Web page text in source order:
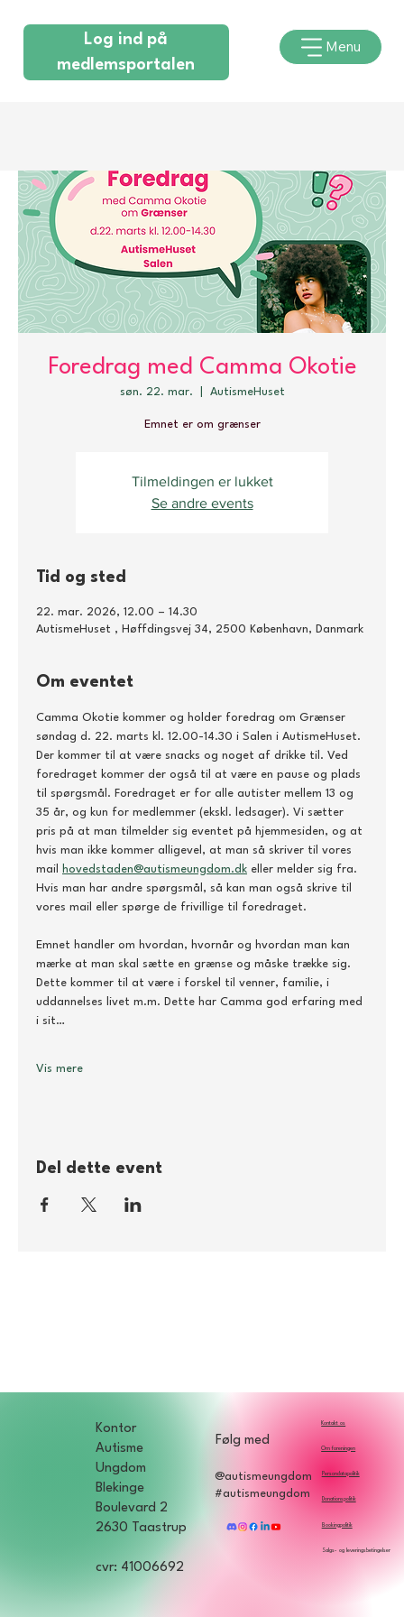
Log ind på
medlemsportalen
Menu
Foredrag med Camma Okotie
søn. 22. mar. AutismeHuset
Emnet er om grænser
Tilmeldingen er lukket
Se andre events
Tid og sted
22. mar. 2026, 12.00 – 14.30
AutismeHuset , Høffdingsvej 34, 2500 København, Danmark
Om eventet
Camma Okotie kommer og holder foredrag om Grænser
søndag d. 22. marts kl. 12.00-14.30 i Salen i AutismeHuset.
Der kommer til at være snacks og noget af drikke til. Ved
foredraget kommer der også til at være en pause og plads
til spørgsmål. Foredraget er for alle autister mellem 13 og
35 år, og kun for medlemmer (ekskl. ledsager). Vi sætter
pris på at man tilmelder sig eventet på hjemmesiden, og at
hvis man ikke kommer alligevel, at man så skriver til vores
mail
hovedstaden@autismeungdom.dk eller melder sig fra.
Hvis man har andre spørgsmål, så kan man også skrive til
vores mail eller spørge de frivillige til foredraget.
Emnet handler om hvordan, hvornår og hvordan man kan
mærke at man skal sætte en grænse og måske trække sig.
Dette kommer til at være i forskel til venner, familie, i
uddannelses livet m.m. Dette har Camma god erfaring med
i sit…
Vis mere
Del dette event
Kontor
Autisme
Ungdom
Blekinge
Boulevard 2
2630 Taastrup
cvr: 41006692
Følg med
@autismeungdom
#autismeungdom
Kontakt os
Om foreningen
Persondatapolitik
Donationspolitik
Bookingpolitik
Salgs- og leveringsbetingelser